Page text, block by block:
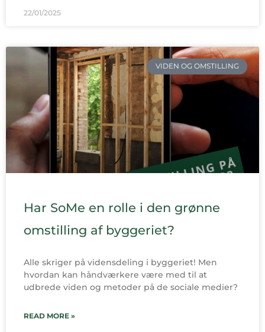
22/01/2025
VIDEN OG OMSTILLING
Har SoMe en rolle i den grønne
omstilling af byggeriet?
Alle skriger på vidensdeling i byggeriet! Men
hvordan kan håndværkere være med til at
udbrede viden og metoder på de sociale medier?
READ MORE »